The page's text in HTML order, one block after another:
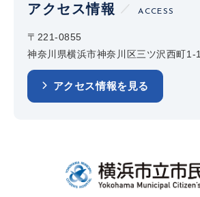
アクセス情報 ACCESS
〒221-0855
神奈川県横浜市神奈川区三ツ沢西町1-1
アクセス情報を見る